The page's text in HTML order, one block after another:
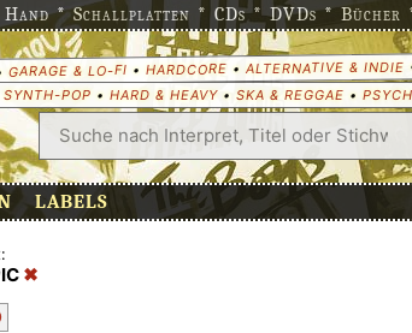
* Schallplatten * CDs * DVDs * Bücher *
GARAGE & LO-FI • HARDCORE • ALTERNATIVE & INDIE
SYNTH-POP • HARD & HEAVY• SKA & REGGAE •
LABELS